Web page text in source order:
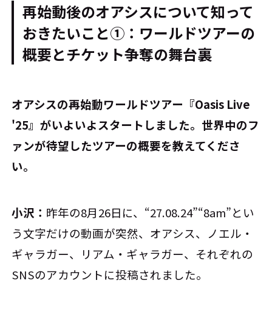
再始動後のオアシスについて知って
おきたいこと①：ワールドツアーの
概要とチケット争奪の舞台裏
――オアシスの再始動ワールドツアー『Oasis Live
'25』がいよいよスタートしました。世界中のフ
ァンが待望したツアーの概要を教えてくださ
い。
小沢： 昨年の8月26日に、“27.08.24”“8am”とい
う文字だけの動画が突然、オアシス、ノエル・
ギャラガー、リアム・ギャラガー、それぞれの
SNSのアカウントに投稿されました。